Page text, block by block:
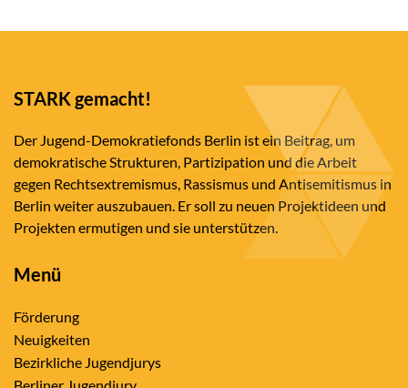
STARK gemacht!
Der Jugend-Demokratiefonds Berlin ist ein Beitrag, um
demokratische Strukturen, Partizipation und die Arbeit
gegen Rechtsextremismus, Rassismus und Antisemitismus in
Berlin weiter auszubauen. Er soll zu neuen Projektideen und
Projekten ermutigen und sie unterstützen.
Menü
Förderung
Neuigkeiten
Bezirkliche Jugendjurys